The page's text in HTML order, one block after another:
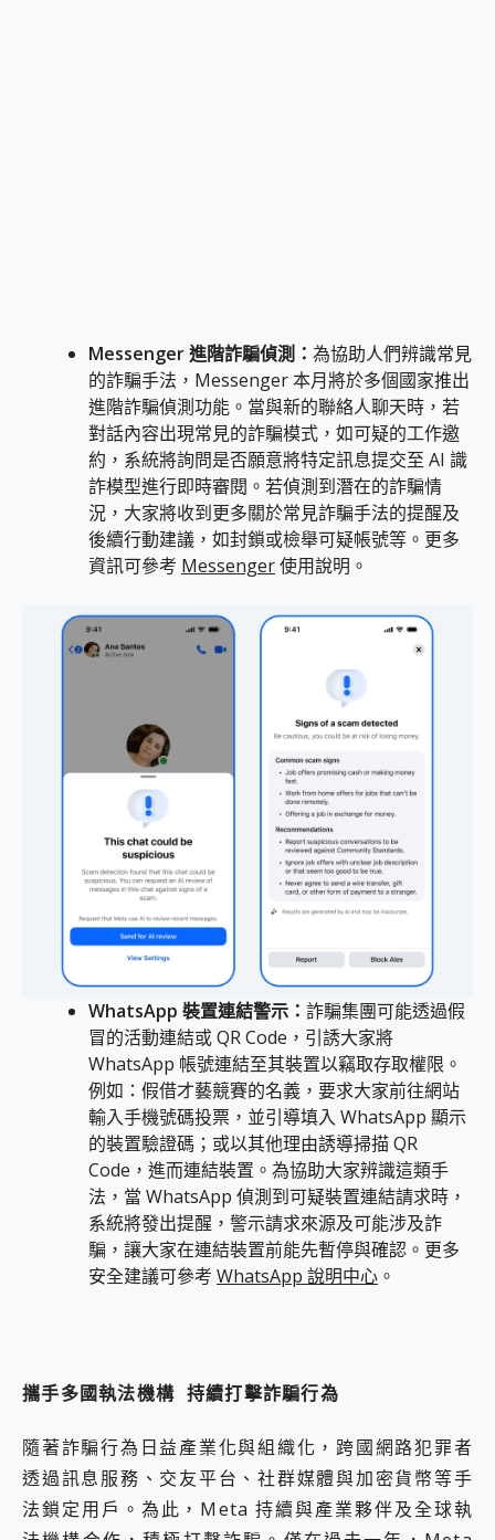
Messenger進階詐騙偵測： 為協助人們辨識常見
的詐騙手法，Messenger 本月將於多個國家推出
進階詐騙偵測功能。當與新的聯絡人聊天時，若
對話內容出現常見的詐騙模式，如可疑的工作邀
約，系統將詢問是否願意將特定訊息提交至 AI 識
詐模型進行即時審閱。若偵測到潛在的詐騙情
況，大家將收到更多關於常見詐騙手法的提醒及
後續行動建議，如封鎖或檢舉可疑帳號等。更多
資訊可參考 Messenger使用說明。
WhatsApp 裝置連結警示： 詐騙集團可能透過假
冒的活動連結或 QR Code，引誘大家將
WhatsApp 帳號連結至其裝置以竊取存取權限。
例如：假借才藝競賽的名義，要求大家前往網站
輸入手機號碼投票，並引導填入 WhatsApp 顯示
的裝置驗證碼；或以其他理由誘導掃描 QR
Code，進而連結裝置。為協助大家辨識這類手
法，當 WhatsApp 偵測到可疑裝置連結請求時，
系統將發出提醒，警示請求來源及可能涉及詐
騙，讓大家在連結裝置前能先暫停與確認。更多
安全建議可參考 WhatsApp 說明中心 。
攜手多國執法機構 持續打擊詐騙行為
隨著詐騙行為日益產業化與組織化，跨國網路犯罪者
透過訊息服務、交友平台、社群媒體與加密貨幣等手
法鎖定用戶。為此，Meta 持續與產業夥伴及全球執